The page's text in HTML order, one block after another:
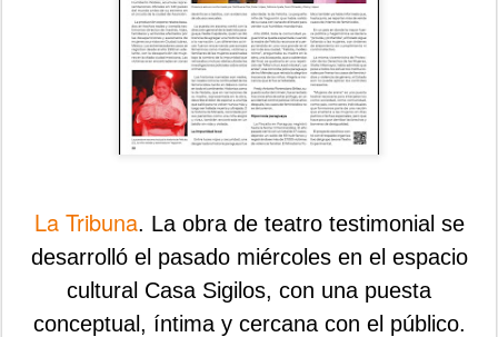
La Tribuna. La obra de teatro testimonial se
desarrolló el pasado miércoles en el espacio
cultural Casa Sigilos, con una puesta
conceptual, íntima y cercana con el público.